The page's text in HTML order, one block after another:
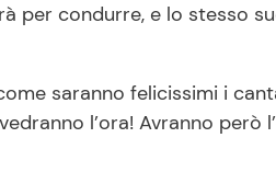
per condurre, e lo stesso
saranno felicissimi i
l’ora! Avranno però